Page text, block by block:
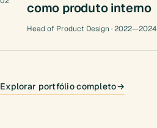
como produto interno
Head of Product Design · 2022—2024
Explorar portfólio completo→